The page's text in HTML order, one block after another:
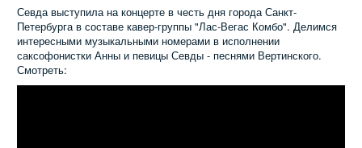
Севда выступила на концерте в честь дня города Санкт-
Петербурга в составе кавер-группы "Лас-Вегас Комбо". Делимся
интересными музыкальными номерами в исполнении
саксофонистки Анны и певицы Севды - песнями Вертинского.
Смотреть: